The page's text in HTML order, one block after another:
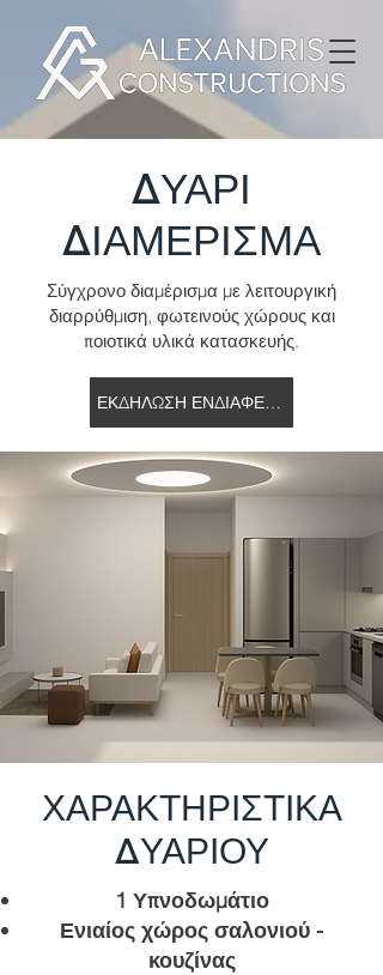
ΔΥΑΡΙ
ΔΙΑΜΕΡΙΣΜΑ
Σύγχρονο διαμέρισμα με λειτουργική
διαρρύθμιση, φωτεινούς χώρους και
ποιοτικά υλικά κατασκευής.
ΕΚΔΗΛΩΣΗ ΕΝΔΙΑΦΕΡΟΝΤΟΣ
ΧΑΡΑΚΤΗΡΙΣΤΙΚΑ
ΔΥΑΡΙΟΥ
1 Υπνοδωμάτιο
Ενιαίος χώρος σαλονιού -
κουζίνας